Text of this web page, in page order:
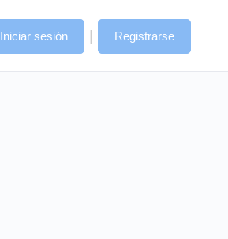
Iniciar sesión | Registrarse